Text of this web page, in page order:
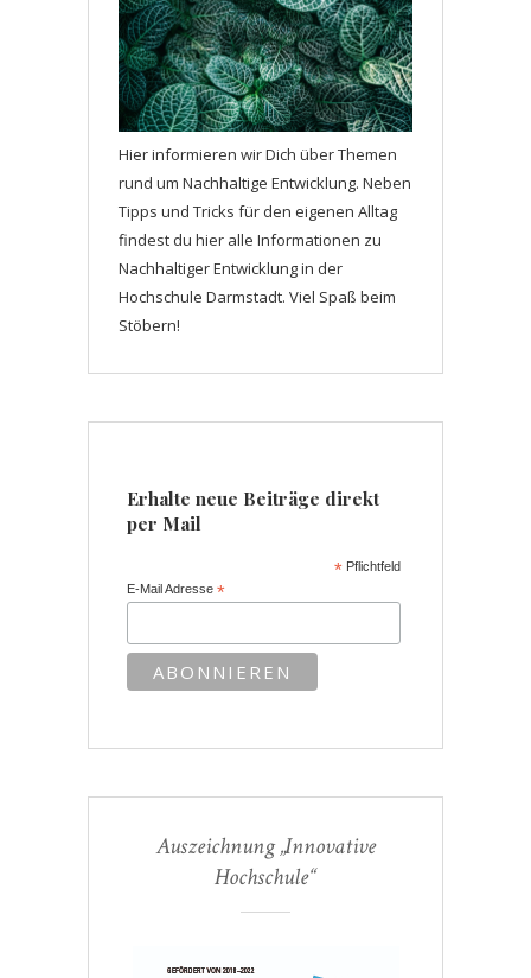
Hier informieren wir Dich über Themen
rund um Nachhaltige Entwicklung. Neben
Tipps und Tricks für den eigenen Alltag
findest du hier alle Informationen zu
Nachhaltiger Entwicklung in der
Hochschule Darmstadt. Viel Spaß beim
Stöbern!
Erhalte neue Beiträge direkt
per Mail
* Pflichtfeld
E-Mail Adresse*
Auszeichnung „Innovative
Hochschule“